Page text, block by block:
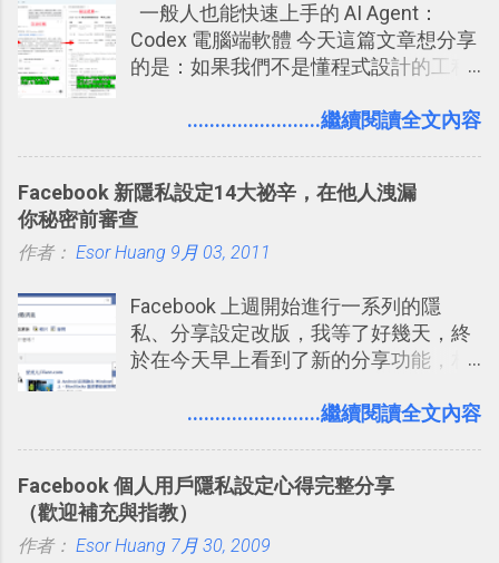
2017/6 新增： 如何用 Trello 規劃自助
旅行？我的 Trello 行程計畫使用技巧教
學 2017/7 新增： 如何讓 Trello 列表與
技巧 2017/8/23 新增 ： 如何用 Trello 做
板分享
來一個月的記憶長度！就這樣反覆慢慢
拉長時間練習，就能讓一個東西成為腦
海中更深刻的記憶。 問題是，當我們一
要準備數百個考試問題時，自己手動進
練習的記憶卡片，自動規劃要延期複習
的卡片，每天自動產生記憶練習題，這
樣的軟體中最受好評的，或許就是今天
一般人也能快速上手的 AI Agent：
Codex 電腦端軟體 今天這篇文章想分享
的是：如果我們不是懂程式設計的工程
（ChatGPT） 的 Codex 工具？ 如何用
打造一個更自動化的電腦工作流程。
........................繼續閱讀全文內容
Facebook 新隱私設定14大祕辛，在他人洩漏
你秘密前審查
作者： Esor Huang 9月 03, 2011
Facebook 上週開始進行一系列的隱
私、分享設定改版，我等了好幾天，終
於在今天早上看到了新的分享功能，相
用新版的分享功能與隱私設定。 嚴格來
置。不過有一項很實用的設定是新增
的， 那就是可以 事先審查 朋友「標籤
你」的內容，決定要不要讓其他朋友看
........................繼續閱讀全文內容
Facebook 個人用戶隱私設定心得完整分享
（歡迎補充與指教）
作者： Esor Huang 7月 30, 2009